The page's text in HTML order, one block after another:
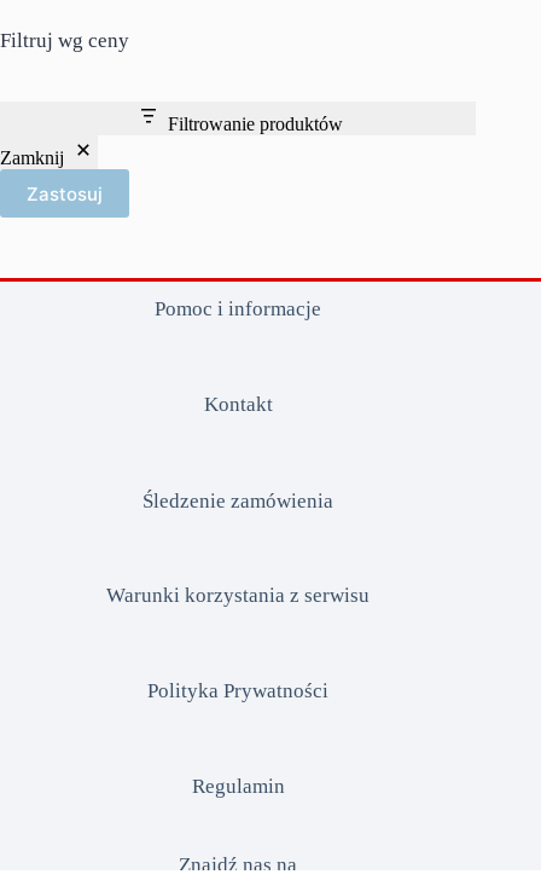
Filtruj wg ceny
Filtrowanie produktów
Zamknij
Zastosuj
Pomoc i informacje
Kontakt
Śledzenie zamówienia
Warunki korzystania z serwisu
Polityka Prywatności
Regulamin
Znajdź nas na